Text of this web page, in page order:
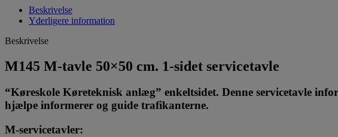
Beskrivelse
Yderligere information
Beskrivelse
M145 M-tavle 50×50 cm. 1-sidet servicetavle
“Køreskole Køreteknisk anlæg” enkeltsidet. Denne servicetavle
hjælpe informerer og guide trafikanterne.
M‑servicetavler: